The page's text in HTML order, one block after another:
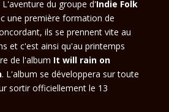
L'aventure du groupe d'Indie Folk
une première formation de
ils se prennent vite au
et c'est ainsi qu'au printemps
de l'album It will rain on
. L'album se développera sur toute
sortir officiellement le 13